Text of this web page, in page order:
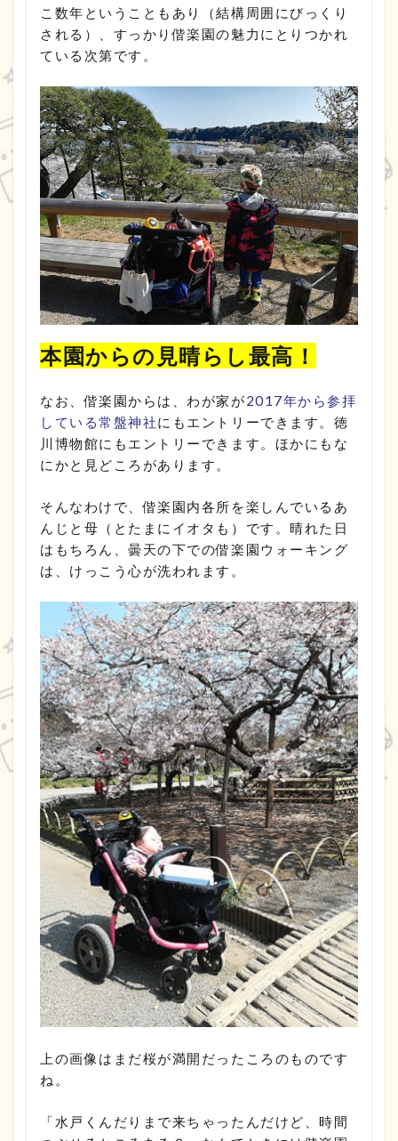
こ数年ということもあり（結構周囲にびっくり
される）、すっかり偕楽園の魅力にとりつかれ
ている次第です。
本園からの見晴らし最高！
なお、偕楽園からは、わが家が2017年から参拝
している常盤神社にもエントリーできます。徳
川博物館にもエントリーできます。ほかにもな
にかと見どころがあります。
そんなわけで、偕楽園内各所を楽しんでいるあ
んじと母（とたまにイオタも）です。晴れた日
はもちろん、曇天の下での偕楽園ウォーキング
は、けっこう心が洗われます。
上の画像はまだ桜が満開だったころのものです
ね。
「水戸くんだりまで来ちゃったんだけど、時間